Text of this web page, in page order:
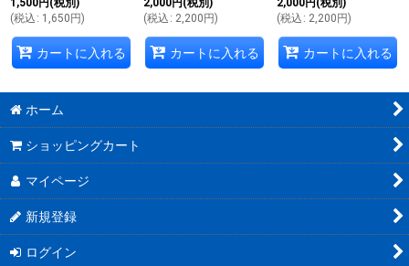
1,500円 (税別)
(税込 : 1,650 円)
カートに入れる
2,000円 (税別)
(税込 : 2,200 円)
カートに入れる
2,000円 (税別)
(税込 : 2,200 円)
カートに入れる
ホーム
ショッピングカート
マイページ
新規登録
ログイン